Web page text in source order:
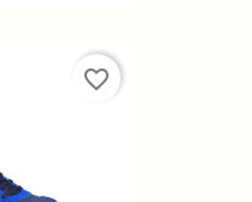
favorite_border